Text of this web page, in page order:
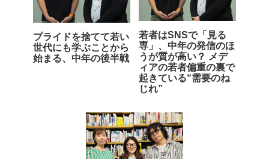
プライドを捨てて若い
世代にも学ぶことから
始まる、中年の後半戦
若者はSNSで「見る
専」、中年の発信のほ
うが質が高い？ メデ
ィアの若者偏重の裏で
起きている“需要のね
じれ”